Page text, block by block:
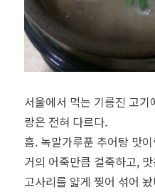
서울에서 먹는 기름진 고
랑은 전혀 다르다.
흠. 녹말가루푼 추어탕 맛
거의 어죽만큼 걸죽하고,
고사리를 얇게 찢어 섞어